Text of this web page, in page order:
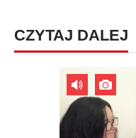
CZYTAJ DALEJ